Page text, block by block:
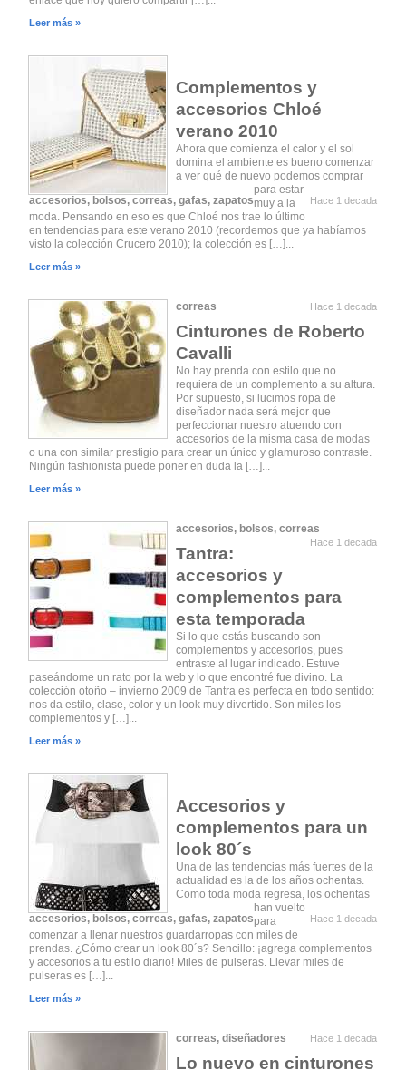
Leer más »
accesorios, bolsos,correas,gafas,zapatos Hace 1 decada
Complementos y
accesorios Chloé
verano 2010
Ahora que comienza el calor y el sol
domina el ambiente es bueno comenzar
a ver qué de nuevo podemos comprar
para estar
muy a la
moda. Pensando en eso es que Chloé nos trae lo último
en tendencias para este verano 2010 (recordemos que ya habíamos
visto la colección Crucero 2010); la colección es […]...
Leer más »
correas Hace 1 decada
Cinturones de Roberto
Cavalli
No hay prenda con estilo que no
requiera de un complemento a su altura.
Por supuesto, si lucimos ropa de
diseñador nada será mejor que
perfeccionar nuestro atuendo con
accesorios de la misma casa de modas
o una con similar prestigio para crear un único y glamuroso contraste.
Ningún fashionista puede poner en duda la […]...
Leer más »
accesorios, bolsos,correas
Hace 1 decada
Tantra:
accesorios y
complementos para
esta temporada
Si lo que estás buscando son
complementos y accesorios, pues
entraste al lugar indicado. Estuve
paseándome un rato por la web y lo que encontré fue divino. La
colección otoño – invierno 2009 de Tantra es perfecta en todo sentido:
nos da estilo, clase, color y un look muy divertido. Son miles los
complementos y […]...
Leer más »
accesorios, bolsos,correas,gafas,zapatos Hace 1 decada
Accesorios y
complementos para un
look 80´s
Una de las tendencias más fuertes de la
actualidad es la de los años ochentas.
Como toda moda regresa, los ochentas
han vuelto
para
comenzar a llenar nuestros guardarropas con miles de
prendas. ¿Cómo crear un look 80´s? Sencillo: ¡agrega complementos
y accesorios a tu estilo diario! Miles de pulseras. Llevar miles de
pulseras es […]...
Leer más »
correas,diseñadores Hace 1 decada
Lo nuevo en cinturones